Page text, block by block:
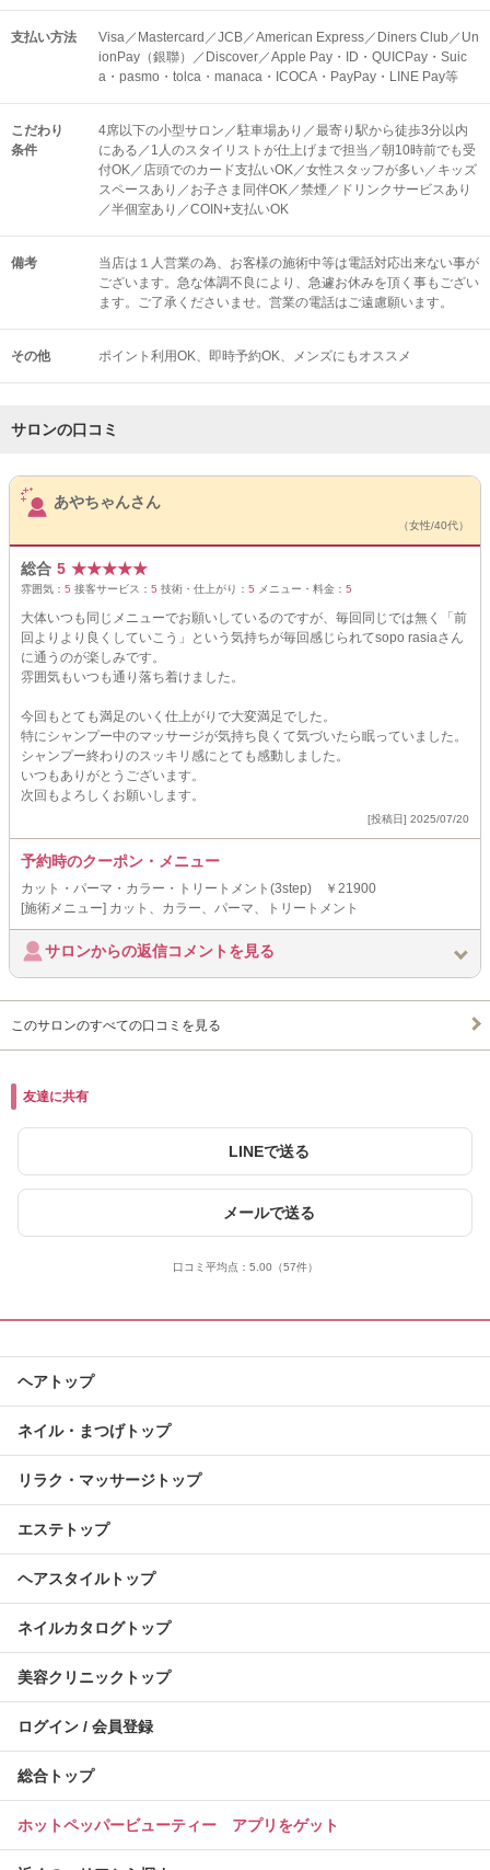
支払い方法
Visa／Mastercard／JCB／American Express／Diners Club／Un
ionPay（銀聯）／Discover／Apple Pay・ID・QUICPay・Suic
a・pasmo・tolca・manaca・ICOCA・PayPay・LINE Pay等
こだわり
条件
4席以下の小型サロン／駐車場あり／最寄り駅から徒歩3分以内
にある／1人のスタイリストが仕上げまで担当／朝10時前でも受
付OK／店頭でのカード支払いOK／女性スタッフが多い／キッズ
スペースあり／お子さま同伴OK／禁煙／ドリンクサービスあり
／半個室あり／COIN+支払いOK
備考
当店は１人営業の為、お客様の施術中等は電話対応出来ない事が
ございます。急な体調不良により、急遽お休みを頂く事もござい
ます。ご了承くださいませ。営業の電話はご遠慮願います。
その他 ポイント利用OK 即時予約OK メンズにもオススメ
サロンの口コミ
サロンPick Up
あやちゃんさん
（女性/40代）
総合 5 ★★★★★
雰囲気： 5 接客サービス： 5 技術・仕上がり： 5 メニュー・料金： 5
大体いつも同じメニューでお願いしているのですが、毎回同じでは無く「前
回よりより良くしていこう」という気持ちが毎回感じられてsopo rasiaさん
に通うのが楽しみです。
雰囲気もいつも通り落ち着けました。
今回もとても満足のいく仕上がりで大変満足でした。
特にシャンプー中のマッサージが気持ち良くて気づいたら眠っていました。
シャンプー終わりのスッキリ感にとても感動しました。
いつもありがとうございます。
次回もよろしくお願いします。
[投稿日] 2025/07/20
予約時のクーポン・メニュー
カット・パーマ・カラー・トリートメント(3step) ￥21900
[施術メニュー] カット、カラー、パーマ、トリートメント
サロンからの返信コメントを見る
このサロンのすべての口コミを見る
友達に共有
LINEで送る
メールで送る
口コミ平均点： 5.00 （57件）
ヘアトップ
ネイル・まつげトップ
リラク・マッサージトップ
エステトップ
ヘアスタイルトップ
ネイルカタログトップ
美容クリニックトップ
ログイン / 会員登録
総合トップ
ホットペッパービューティー アプリをゲット